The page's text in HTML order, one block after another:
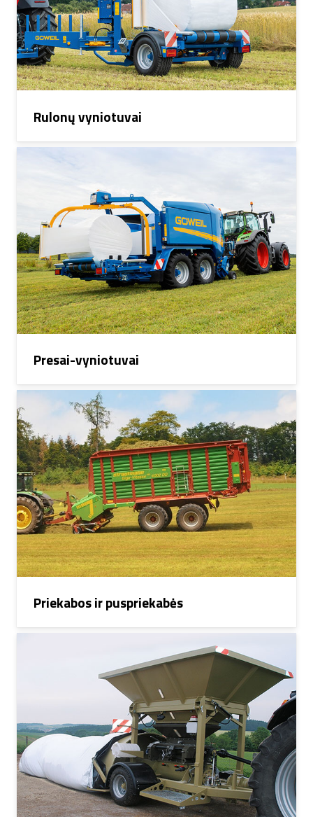
Rulonų vyniotuvai
Presai-vyniotuvai
Priekabos ir puspriekabės